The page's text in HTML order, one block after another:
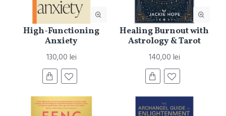
High-Functioning
Anxiety
130,00 lei
Healing Burnout with
Astrology & Tarot
140,00 lei